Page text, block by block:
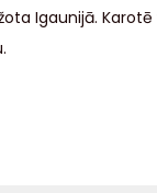
Igaunijā.